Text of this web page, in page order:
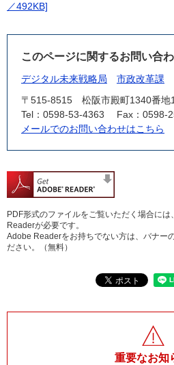
／492KB]
このページに関するお問い合
デジタル未来戦略局
市政改革課
〒515-8515
松阪市殿町1340番地
Tel：0598-53-4363
Fax：0598-
メールでのお問い合わせはこちら
PDF形式のファイルをご覧いただく場合に
Readerが必要です。
Adobe Readerをお持ちでない方は、バナー
ださい。（無料）
重要なお知